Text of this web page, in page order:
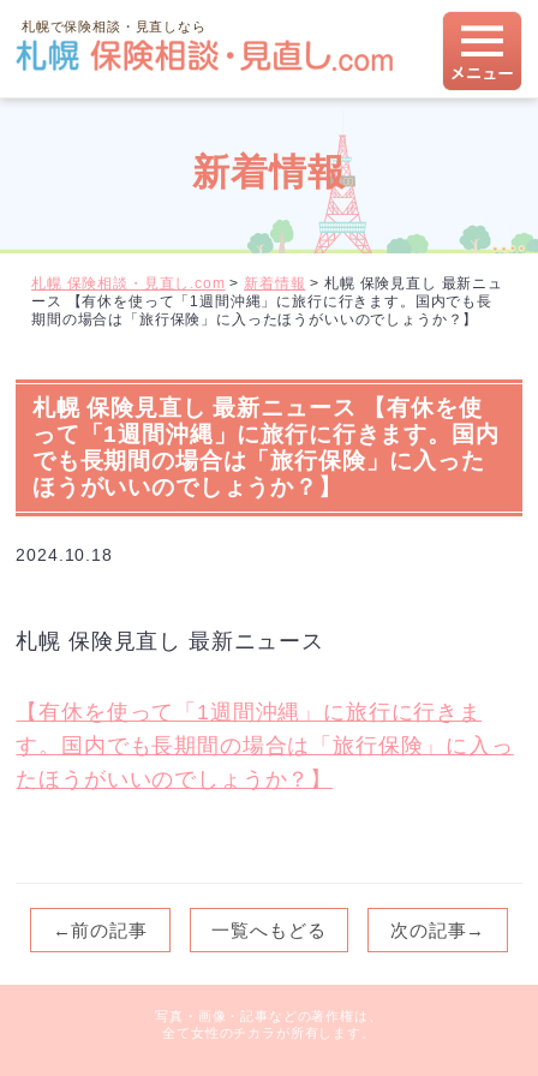
札幌で保険相談・見直しなら
新着情報
札幌 保険相談・見直し.com > 新着情報 > 札幌 保険見直し 最新ニュ
ース 【有休を使って「1週間沖縄」に旅行に行きます。国内でも長
期間の場合は「旅行保険」に入ったほうがいいのでしょうか？】
札幌 保険見直し 最新ニュース 【有休を使
って「1週間沖縄」に旅行に行きます。国内
でも長期間の場合は「旅行保険」に入った
ほうがいいのでしょうか？】
2024.10.18
札幌 保険見直し 最新ニュース
【有休を使って「1週間沖縄」に旅行に行きま
す。国内でも長期間の場合は「旅行保険」に入っ
たほうがいいのでしょうか？】
←前の記事 一覧へもどる 次の記事→
写真・画像・記事などの著作権は、
全て女性のチカラが所有します。